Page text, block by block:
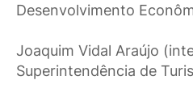
Desenvolvimento
Joaquim Vidal Araújo
Superintendência de